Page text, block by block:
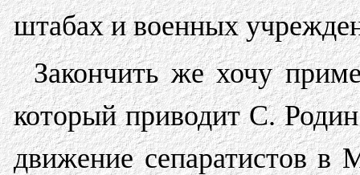
штабах и военных
Закончить же хочу
который приводит С.
движение сепаратистов в